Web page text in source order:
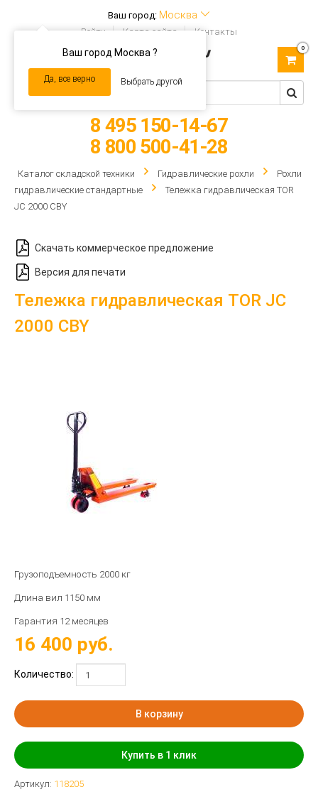
Ваш город: Москва
Ваш город Москва ?
Да, все верно Выбрать другой
Войти Карта сайта Контакты
navigation
0
8 495 150-14-67
8 800 500-41-28
Каталог складской техники Гидравлические рохли
Рохли
гидравлические стандартные
Тележка гидравлическая TOR
JC 2000 CBY
Скачать коммерческое предложение
Версия для печати
Тележка гидравлическая TOR JC
2000 CBY
Грузоподъемность 2000 кг
Длина вил 1150 мм
Гарантия 12 месяцев
16 400 руб.
Количество:
В корзину
Купить в 1 клик
Артикул: 118205